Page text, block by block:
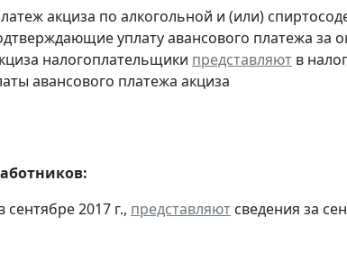
акциза по алкогольной и (или)
уплату авансового платежа за
налогоплательщики представляют в
авансового платежа акциза
2017 г., представляют сведения за